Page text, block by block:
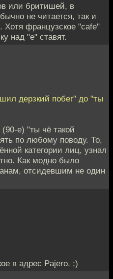
или бритишей, в
не читается, так и
французское "cafe"
над "е" ставят.
дерзкий побег" до "ты
е) "ты чё такой
по любому поводу. То,
категории лиц, узнал
Как модно было
отсидевшим не один
в адрес Pajero. ;)